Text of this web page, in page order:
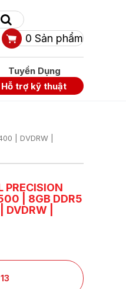
0 Sản phẩm
Tuyển Dụng
Hỗ trợ kỹ thuật
| DVDRW |
PRECISION
| 8GB DDR5
|
12